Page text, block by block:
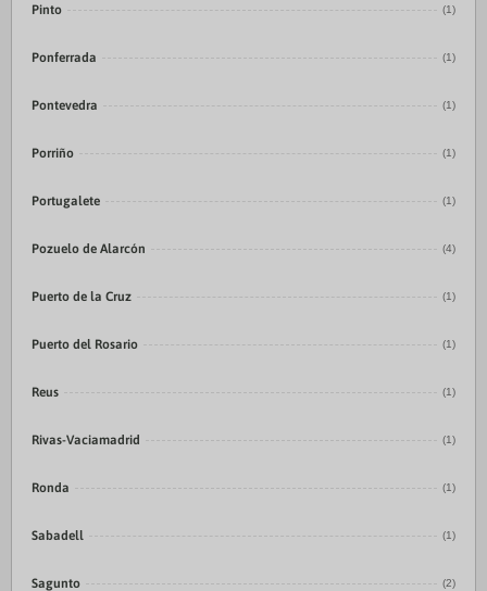
Pinto (1)
Ponferrada (1)
Pontevedra (1)
Porriño (1)
Portugalete (1)
Pozuelo de Alarcón (4)
Puerto de la Cruz (1)
Puerto del Rosario (1)
Reus (1)
Rivas-Vaciamadrid (1)
Ronda (1)
Sabadell (1)
Sagunto (2)